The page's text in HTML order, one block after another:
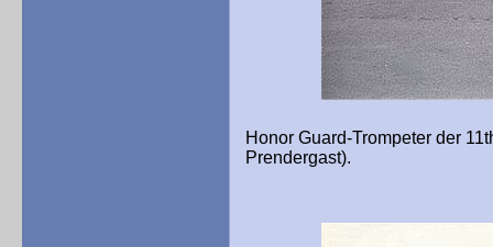
Honor Guard-Trompeter der
Prendergast).